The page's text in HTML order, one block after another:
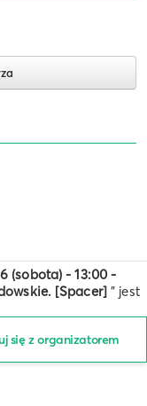
(sobota) - 13:00 -
[Spacer] " jest
się z organizatorem